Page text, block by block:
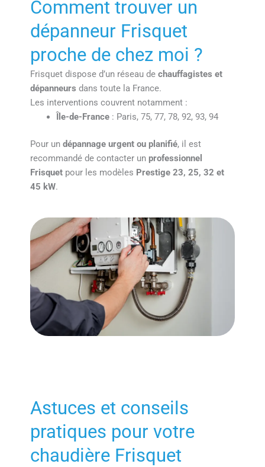
Comment trouver un
dépanneur Frisquet
proche de chez moi ?
Frisquet dispose d’un réseau de chauffagistes et
dépanneurs dans toute la France.
Les interventions couvrent notamment :
Île-de-France: Paris, 75, 77, 78, 92, 93, 94
Pour un dépannage urgent ou planifié, il est
recommandé de contacter un professionnel
Frisquet pour les modèles Prestige 23, 25, 32 et
45 kW.
Astuces et conseils
pratiques pour votre
chaudière Frisquet